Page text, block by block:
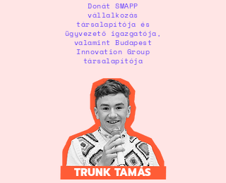
Donát SMAPP
vállalkozás
társalapítója és
ügyvezető igazgatója,
valamint Budapest
Innovation Group
társalapítója
TRUNK TAMÁS